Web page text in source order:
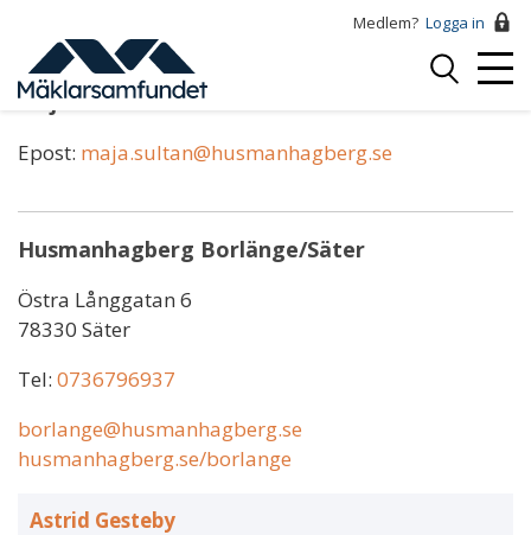
huvudinnehåll
Medlem? Logga in
Logga
Maja Sultan
Epost: maja.sultan@husmanhagberg.se
Husmanhagberg Borlänge/Säter
Östra Långgatan 6
78330 Säter
Tel: 0736796937
borlange@husmanhagberg.se
husmanhagberg.se/borlange
Astrid Gesteby